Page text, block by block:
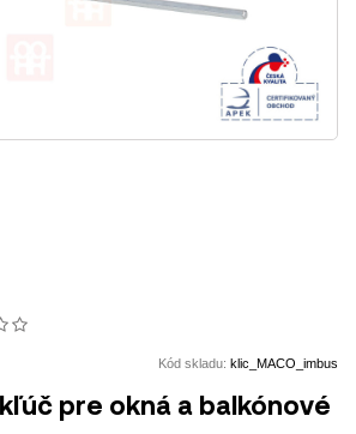
Kód skladu: klic_MACO_imbus
pre okná a balkónové